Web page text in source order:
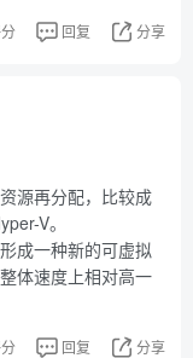
回复 分享
源再分配，比较成
V。
成一种新的可虚拟
体速度上相对高一
回复 分享